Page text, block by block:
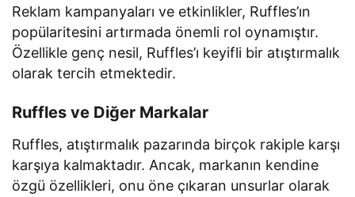
Reklam kampanyaları ve etkinlikler, Ruffles’ın
popülaritesini artırmada önemli rol oynamıştır.
Özellikle genç nesil, Ruffles’ı keyifli bir atıştırmalık
olarak tercih etmektedir.
Ruffles ve Diğer Markalar
Ruffles, atıştırmalık pazarında birçok rakiple karşı
karşıya kalmaktadır. Ancak, markanın kendine
özgü özellikleri, onu öne çıkaran unsurlar olarak